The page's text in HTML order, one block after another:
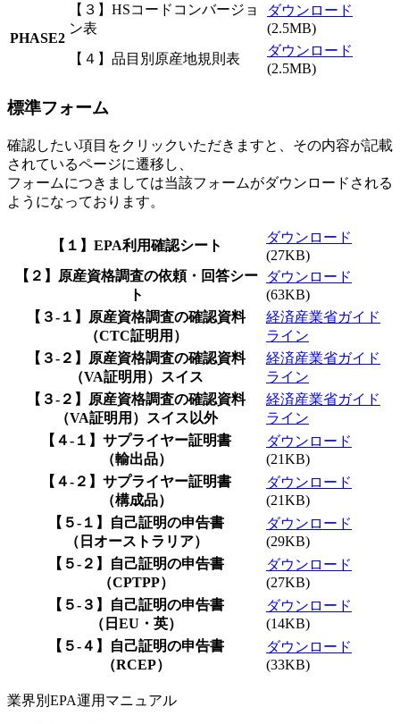
PHASE2
【３】HSコードコンバージョ
ン表
ダウンロード
(2.5MB)
【４】品目別原産地規則表
ダウンロード
(2.5MB)
標準フォーム
確認したい項目をクリックいただきますと、その内容が記載
されているページに遷移し、
フォームにつきましては当該フォームがダウンロードされる
ようになっております。
【１】EPA利用確認シート
ダウンロード
(27KB)
【２】原産資格調査の依頼・回答シー
ト
ダウンロード
(63KB)
【３-１】原産資格調査の確認資料
（CTC証明用）
経済産業省ガイド
ライン
【３-２】原産資格調査の確認資料
（VA証明用）スイス
経済産業省ガイド
ライン
【３-２】原産資格調査の確認資料
（VA証明用）スイス以外
経済産業省ガイド
ライン
【４-１】サプライヤー証明書
（輸出品）
ダウンロード
(21KB)
【４-２】サプライヤー証明書
（構成品）
ダウンロード
(21KB)
【５-１】自己証明の申告書
（日オーストラリア）
ダウンロード
(29KB)
【５-２】自己証明の申告書
（CPTPP）
ダウンロード
(27KB)
【５-３】自己証明の申告書
（日EU・英）
ダウンロード
(14KB)
【５-４】自己証明の申告書
（RCEP）
ダウンロード
(33KB)
業界別EPA運用マニュアル